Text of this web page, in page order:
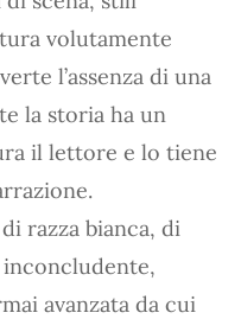
volutamente
l’assenza di una
la storia ha un
il lettore e lo tiene
razza bianca, di
avanzata da cui